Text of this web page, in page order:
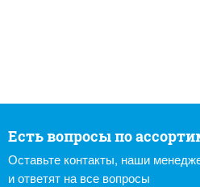
Есть вопросы по
Оставьте контакты, наши
и ответят на все вопросы